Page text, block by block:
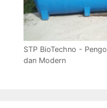
STP BioTechno -
dan Modern